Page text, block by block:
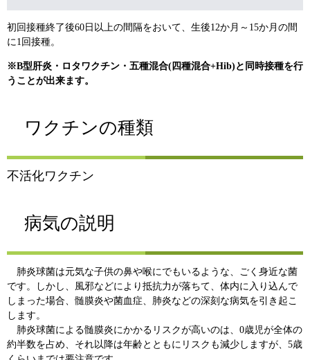
初回接種終了後60日以上の間隔をおいて、生後12か月～15か月の間
に1回接種。
※B型肝炎・ロタワクチン・五種混合(四種混合+Hib)と同時接種を行
うことが出来ます。
ワクチンの種類
不活化ワクチン
病気の説明
肺炎球菌は元気な子供の鼻や喉にでもいるような、ごく身近な菌
です。しかし、風邪などにより抵抗力が落ちて、体内に入り込んで
しまった場合、髄膜炎や菌血症、肺炎などの深刻な病気を引き起こ
します。
肺炎球菌による髄膜炎にかかるリスクが高いのは、0歳児が全体の
約半数を占め、それ以降は年齢とともにリスクも減少しますが、5歳